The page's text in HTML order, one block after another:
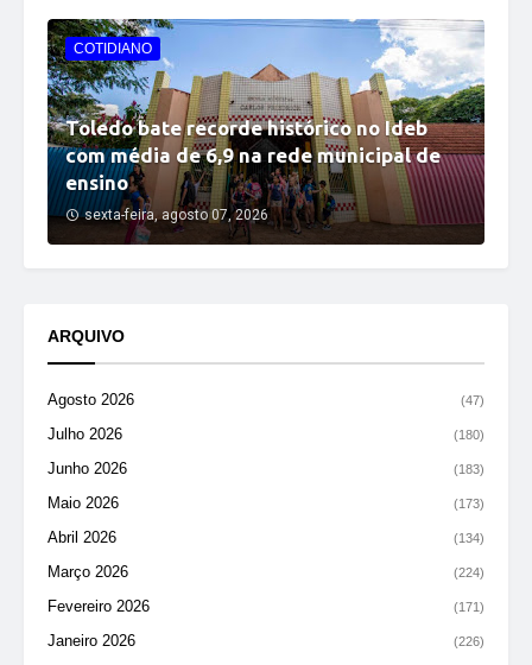
COTIDIANO
Toledo bate recorde histórico no Ideb
com média de 6,9 na rede municipal de
ensino
sexta-feira, agosto 07, 2026
ARQUIVO
Agosto 2026 (47)
Julho 2026 (180)
Junho 2026 (183)
Maio 2026 (173)
Abril 2026 (134)
Março 2026 (224)
Fevereiro 2026 (171)
Janeiro 2026 (226)